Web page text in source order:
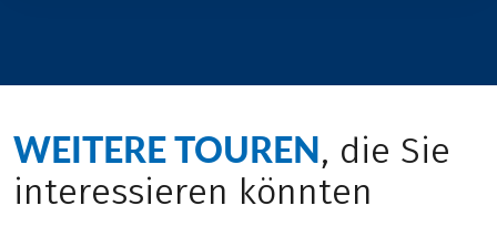
WEITERE TOUREN, die Sie
interessieren könnten